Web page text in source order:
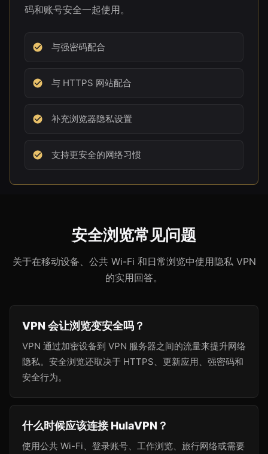
码和账号安全一起使用。
与强密码配合
与 HTTPS 网站配合
补充浏览器隐私设置
支持更安全的网络习惯
安全浏览常见问题
关于在移动设备、公共 Wi-Fi 和日常浏览中使用隐私 VPN
的实用回答。
VPN 会让浏览变安全吗？
VPN 通过加密设备到 VPN 服务器之间的流量来提升网络
隐私。安全浏览还取决于 HTTPS、更新应用、强密码和
安全行为。
什么时候应该连接 HulaVPN？
使用公共 Wi-Fi、登录账号、工作浏览、旅行网络或需要